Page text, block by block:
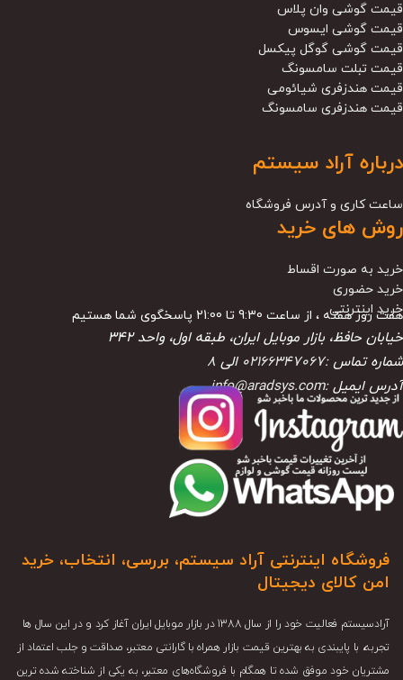
قیمت گوشی وان پلاس
قیمت گوشی ایسوس
قیمت گوشی گوگل پیکسل
قیمت تبلت سامسونگ
قیمت هندزفری شیائومی
قیمت هندزفری سامسونگ
درباره آراد سیستم
ساعت کاری و آدرس فروشگاه
روش های خرید
خرید به صورت اقساط
خرید حضوری
خرید اینترنتی
هفت روز هفته ، از ساعت 9:30 تا 21:00 پاسخگوی شما هستیم
خیابان حافظ، بازار موبایل ایران، طبقه اول، واحد ۳۴۲
شماره تماس :02166347067 الی 8
آدرس ایمیل :info@aradsys.com
فروشگاه اینترنتی آراد سیستم، بررسی، انتخاب، خرید
امن کالای دیجیتال
آرادسیستم فعالیت خود را از سال 1388 در بازار موبایل ایران آغاز کرد و در این سال ها
تجربه، با پایبندی به بهترین قیمت بازار همراه با گارانتی معتبر، صداقت و جلب اعتماد از
مشتریان خود موفق شده تا همگام با فروشگاه‌های معتبر، به یکی از شناخته شده ترین